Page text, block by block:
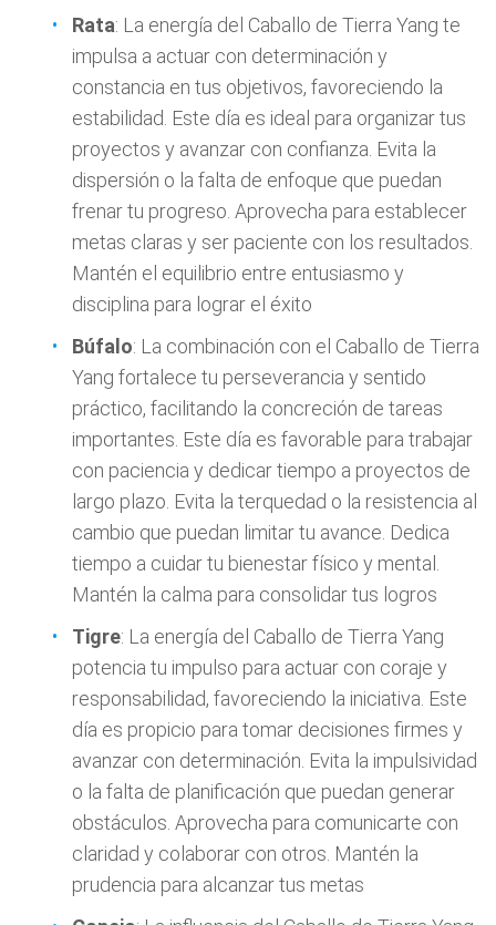
Rata: La energía del Caballo de Tierra Yang te
impulsa a actuar con determinación y
constancia en tus objetivos, favoreciendo la
estabilidad. Este día es ideal para organizar tus
proyectos y avanzar con confianza. Evita la
dispersión o la falta de enfoque que puedan
frenar tu progreso. Aprovecha para establecer
metas claras y ser paciente con los resultados.
Mantén el equilibrio entre entusiasmo y
disciplina para lograr el éxito
Búfalo: La combinación con el Caballo de Tierra
Yang fortalece tu perseverancia y sentido
práctico, facilitando la concreción de tareas
importantes. Este día es favorable para trabajar
con paciencia y dedicar tiempo a proyectos de
largo plazo. Evita la terquedad o la resistencia al
cambio que puedan limitar tu avance. Dedica
tiempo a cuidar tu bienestar físico y mental.
Mantén la calma para consolidar tus logros
Tigre: La energía del Caballo de Tierra Yang
potencia tu impulso para actuar con coraje y
responsabilidad, favoreciendo la iniciativa. Este
día es propicio para tomar decisiones firmes y
avanzar con determinación. Evita la impulsividad
o la falta de planificación que puedan generar
obstáculos. Aprovecha para comunicarte con
claridad y colaborar con otros. Mantén la
prudencia para alcanzar tus metas